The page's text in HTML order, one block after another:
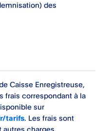
des
Caisse Enregistreuse,
frais correspondant à la
sur
tarifs. Les frais sont